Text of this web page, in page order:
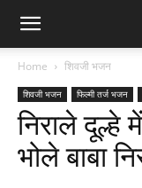
Bhajan
Lyrics
Home शिवजी भजन
शिवजी भजन फिल्मी तर्ज भजन
निराले
भोले बाबा